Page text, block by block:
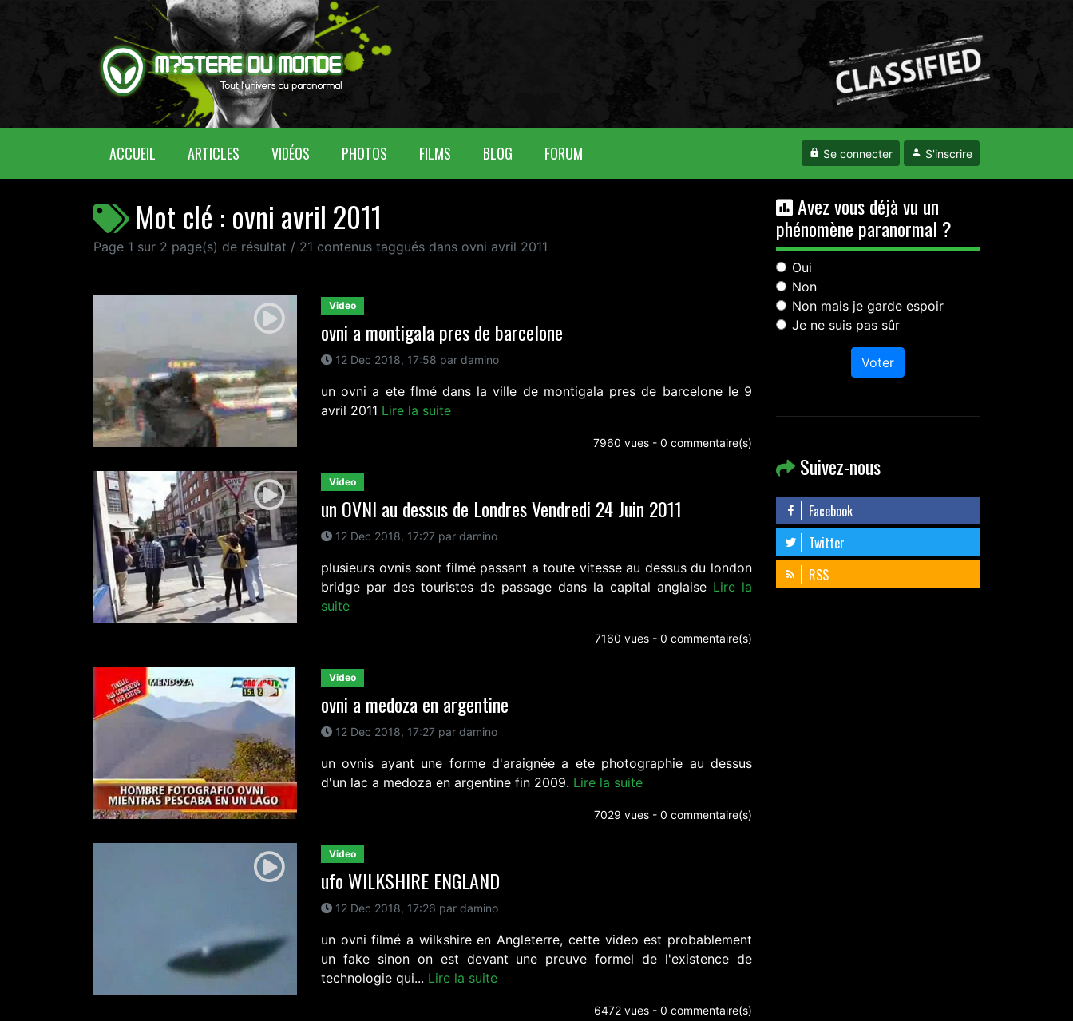
ACCUEIL (CURRENT)ARTICLES VIDÉOS PHOTOS FILMS BLOG FORUM Se connecter S'inscrire
Mot clé : ovni avril 2011
Page 1 sur 2 page(s) de résultat / 21 contenus taggués dans ovni avril 2011
Video
ovni a montigala pres de barcelone
12 Dec 2018, 17:58 par damino
un ovni a ete flmé dans la ville de montigala pres de barcelone le 9
avril 2011 Lire la suite
7960 vues - 0 commentaire(s)
Video
un OVNI au dessus de Londres Vendredi 24 Juin 2011
12 Dec 2018, 17:27 par damino
plusieurs ovnis sont filmé passant a toute vitesse au dessus du london
bridge par des touristes de passage dans la capital anglaise Lire la
suite
7160 vues - 0 commentaire(s)
Video
ovni a medoza en argentine
12 Dec 2018, 17:27 par damino
un ovnis ayant une forme d'araignée a ete photographie au dessus
d'un lac a medoza en argentine fin 2009. Lire la suite
7029 vues - 0 commentaire(s)
Video
ufo WILKSHIRE ENGLAND
12 Dec 2018, 17:26 par damino
un ovni filmé a wilkshire en Angleterre, cette video est probablement
un fake sinon on est devant une preuve formel de l'existence de
technologie qui... Lire la suite
6472 vues - 0 commentaire(s)
Avez vous déjà vu un
phénomène paranormal ?
Oui
Non
Non mais je garde espoir
Je ne suis pas sûr
Voter
Suivez-nous
Facebook
Twitter
RSS